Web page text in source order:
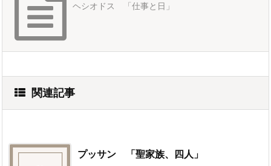
ヘシオドス 「仕事と日」
関連記事
プッサン 「聖家族、四人」